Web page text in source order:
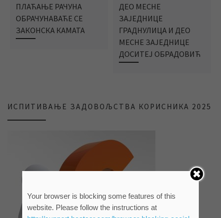
ПЛАЋАЊЕ РАЧУНА
ОБРАЧУНАВАЋЕ СЕ
ЗАКОНСКА КАМАТА
ДЕО МЕСНЕ
ЗАЈЕДНИЦЕ
ГРАДНУЛИЦА И ДЕО
МЕСНЕ ЗАЈЕДНИЦЕ
ДОСИТЕЈ ОБРАДОВИЋ
ИСПИТИВАЊЕ ЗАДОВОЉСТВА КОРИСНИКА 2025
Your browser is blocking some features of this
website. Please follow the instructions at